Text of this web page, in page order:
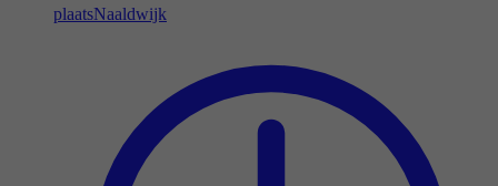
plaatsNaaldwijk